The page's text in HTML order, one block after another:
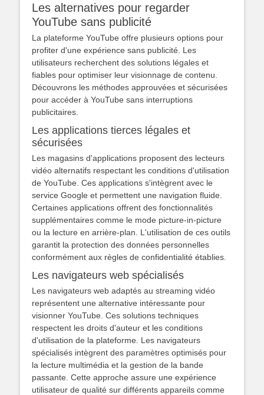
Les alternatives pour regarder
YouTube sans publicité
La plateforme YouTube offre plusieurs options pour
profiter d'une expérience sans publicité. Les
utilisateurs recherchent des solutions légales et
fiables pour optimiser leur visionnage de contenu.
Découvrons les méthodes approuvées et sécurisées
pour accéder à YouTube sans interruptions
publicitaires.
Les applications tierces légales et
sécurisées
Les magasins d'applications proposent des lecteurs
vidéo alternatifs respectant les conditions d'utilisation
de YouTube. Ces applications s'intègrent avec le
service Google et permettent une navigation fluide.
Certaines applications offrent des fonctionnalités
supplémentaires comme le mode picture-in-picture
ou la lecture en arrière-plan. L'utilisation de ces outils
garantit la protection des données personnelles
conformément aux règles de confidentialité établies.
Les navigateurs web spécialisés
Les navigateurs web adaptés au streaming vidéo
représentent une alternative intéressante pour
visionner YouTube. Ces solutions techniques
respectent les droits d'auteur et les conditions
d'utilisation de la plateforme. Les navigateurs
spécialisés intègrent des paramètres optimisés pour
la lecture multimédia et la gestion de la bande
passante. Cette approche assure une expérience
utilisateur de qualité sur différents appareils comme